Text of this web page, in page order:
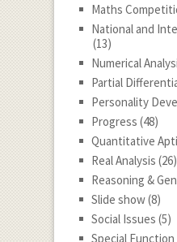
Maths
National and
(13)
Numerical
Partial
Personality
Progress (48)
Quantitative
Real Analysis (26)
Reasoning &
Slide show(8)
Social Issues (5)
Special Function